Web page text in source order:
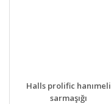
DETAYLAR
VER
Halls prolific hanımeli
sarmaşığı